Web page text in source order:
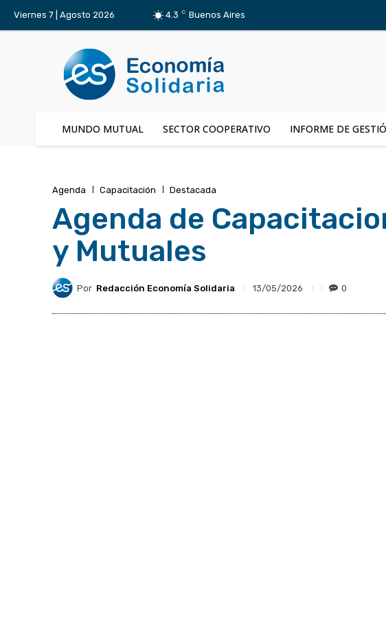
Viernes 7 | Agosto 2026 4.3 C Buenos Aires
MUNDO MUTUAL SECTOR COOPERATIVO INFORME DE
Agenda Capacitación Destacada
Agenda de
y Mutuales
Por Redacción Economía Solidaria 13/05/2026 0